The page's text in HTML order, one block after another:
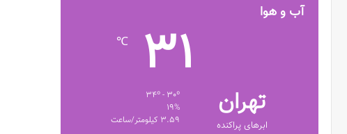
آب و هوا
تهران
ابرهای پراکنده
31
℃
34º - 30º
19%
3.59 کیلومتر/ساعت